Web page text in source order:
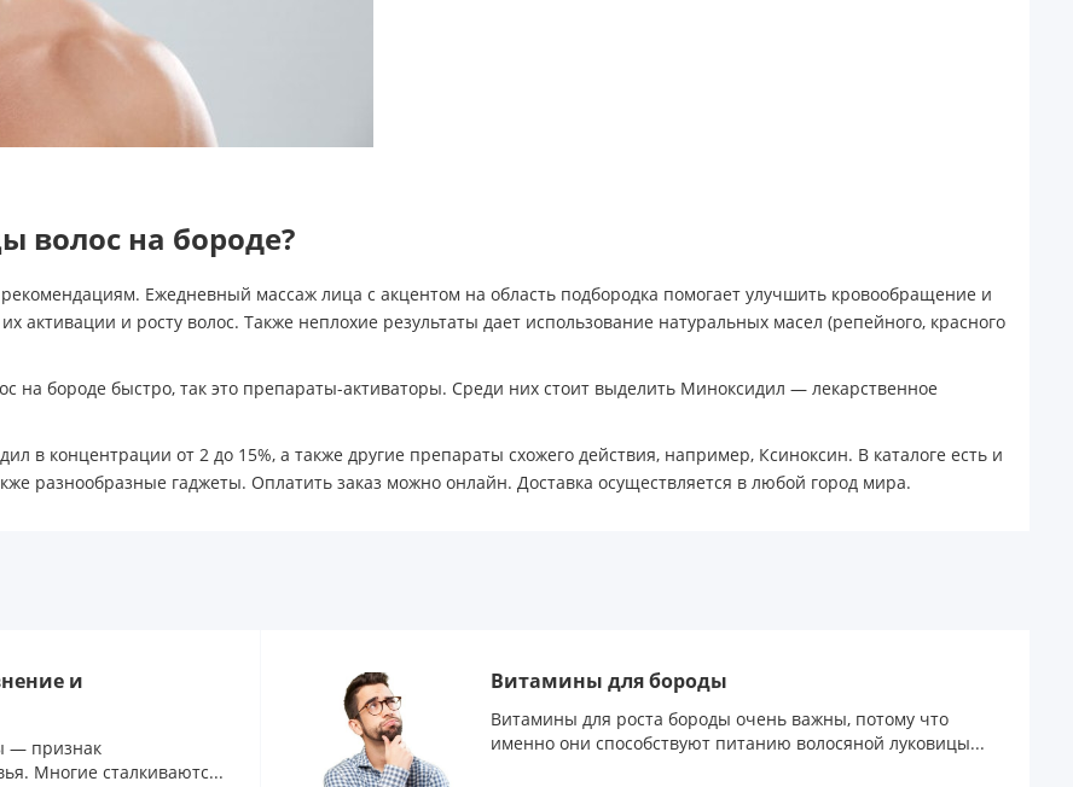
волос на бороде?
Ежедневный массаж лица с акцентом на область подбородка помогает улучшить кровообращение и
активации и росту волос. Также неплохие результаты дает использование натуральных масел (репейного, красного
на бороде быстро, так это препараты-активаторы. Среди них стоит выделить Миноксидил — лекарственное
в концентрации от 2 до 15%, а также другие препараты схожего действия, например, Ксиноксин. В каталоге есть и
разнообразные гаджеты. Оплатить заказ можно онлайн. Доставка осуществляется в любой город мира.
и
— признак
Многие сталкиваютс...
Витамины для бороды
Витамины для роста бороды очень важны, потому что
именно они способствуют питанию волосяной луковицы...